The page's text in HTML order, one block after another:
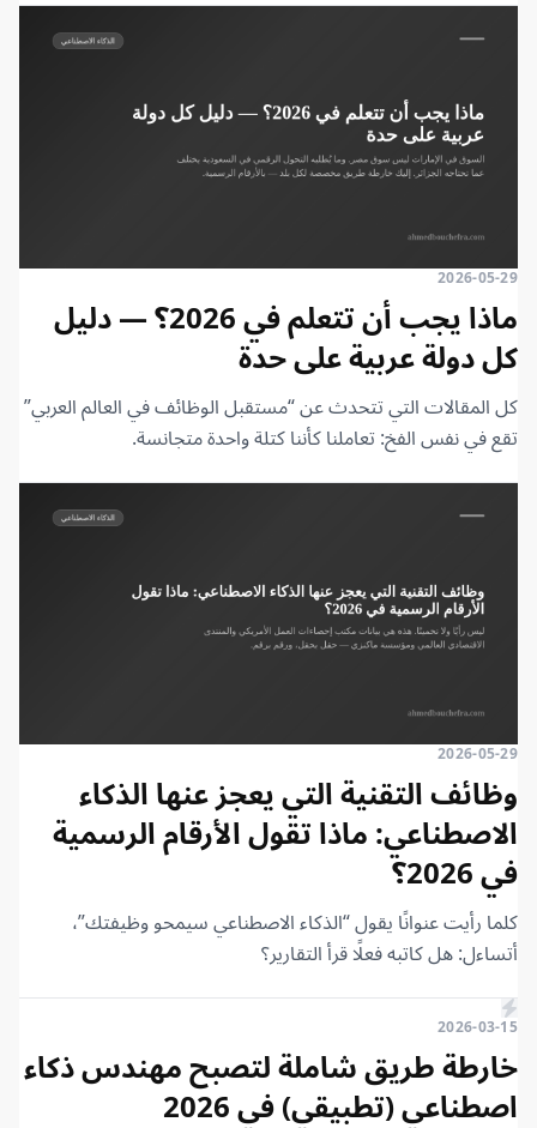
2026-05-29
ماذا يجب أن تتعلم في 2026؟ — دليل
كل دولة عربية على حدة
كل المقالات التي تتحدث عن “مستقبل الوظائف في العالم العربي”
تقع في نفس الفخ: تعاملنا كأننا كتلة واحدة متجانسة.
2026-05-29
وظائف التقنية التي يعجز عنها الذكاء
الاصطناعي: ماذا تقول الأرقام الرسمية
في 2026؟
كلما رأيت عنوانًا يقول “الذكاء الاصطناعي سيمحو وظيفتك”،
أتساءل: هل كاتبه فعلًا قرأ التقارير؟
2026-03-15
خارطة طريق شاملة لتصبح مهندس ذكاء
اصطناعي (تطبيقي) في 2026